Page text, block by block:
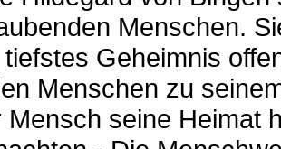
Menschen.
Geheimnis
Menschen zu
Mensch seine Heimat